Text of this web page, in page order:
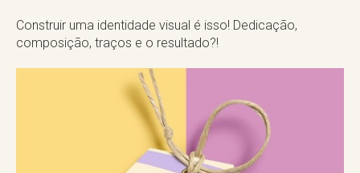
Construir uma identidade visual é isso! Dedicação,
composição, traços e o resultado?!